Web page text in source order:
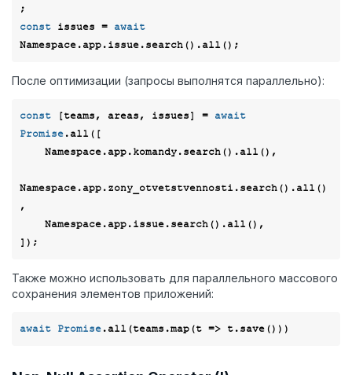
const issues = await
После оптимизации (запросы выполнятся параллельно):
const [teams, areas, issues] = await
Promise.all([
Namespace.app.zony_otvetstvennosti.search().all()
,
Также можно использовать для параллельного массового
сохранения элементов приложений:
await Promise.all(teams.map(t =>